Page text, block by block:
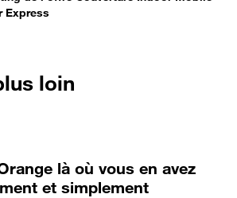
Express
loin
là où vous en avez
et simplement